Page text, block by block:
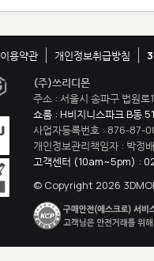
이용약관 개인정보취급방침
(주)쓰리디몬
주소 : 서울시 송파구 법원
쇼룸 : H비지니스파크 B동
사업자등록번호 : 876-87-
개인정보관리책임자 : 박
고객센터 (10am~5pm) :
© Copyright 2026